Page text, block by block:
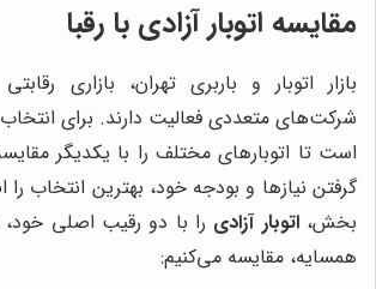
مقایسه اتوبار آزادی با رقبا
بازار اتوبار و باربری تهران، بازاری
شرکت‌های متعددی فعالیت دارند. برای انتخاب
است تا اتوبارهای مختلف را با یکدیگر
گرفتن نیازها و بودجه خود، بهترین انتخاب
بخش،اتوبار آزادی
همسایه، مقایسه می‌کنیم: